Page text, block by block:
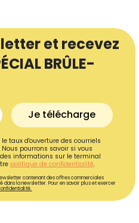
et recevez
BRÛLE-
Je télécharge
taux d'ouverture des courriels
pourrons savoir si vous
informations sur le terminal
politique de confidentialité.
contenant des offres commerciales
dans la newsletter. Pour en savoir plus et exercer
gratuitement 180
inédites de CROQ